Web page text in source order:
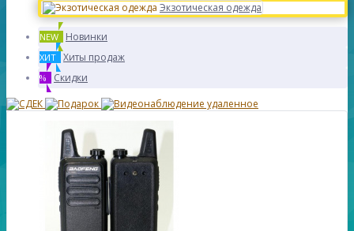
Экзотическая одежда
NEW Новинки
ХИТ Хиты продаж
% Скидки